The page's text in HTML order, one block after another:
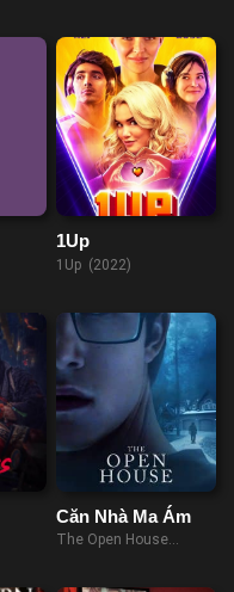
1Up
1Up (2022)
Căn Nhà Ma Ám
The Open House